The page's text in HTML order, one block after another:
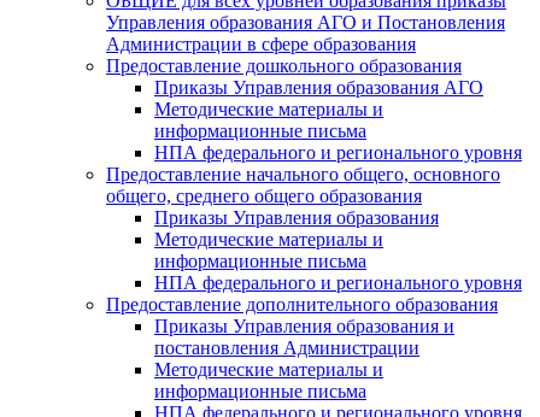
Управления образования АГО и Постановления
Администрации в сфере образования
Предоставление дошкольного образования
Приказы Управления образования АГО
Методические материалы и
информационные письма
НПА федерального и регионального уровня
Предоставление начального общего, основного
общего, среднего общего образования
Приказы Управления образования
Методические материалы и
информационные письма
НПА федерального и регионального уровня
Предоставление дополнительного образования
Приказы Управления образования и
постановления Администрации
Методические материалы и
информационные письма